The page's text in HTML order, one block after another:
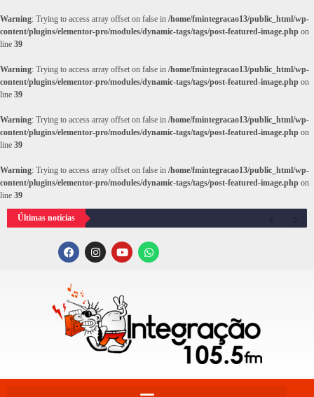
Warning: Trying to access array offset on false in /home/fmintegracao13/public_html/wp-
content/plugins/elementor-pro/modules/dynamic-tags/tags/post-featured-image.php on
line 39
Warning: Trying to access array offset on false in /home/fmintegracao13/public_html/wp-
content/plugins/elementor-pro/modules/dynamic-tags/tags/post-featured-image.php on
line 39
Warning: Trying to access array offset on false in /home/fmintegracao13/public_html/wp-
content/plugins/elementor-pro/modules/dynamic-tags/tags/post-featured-image.php on
line 39
Warning: Trying to access array offset on false in /home/fmintegracao13/public_html/wp-
content/plugins/elementor-pro/modules/dynamic-tags/tags/post-featured-image.php on
line 39
Últimas notícias